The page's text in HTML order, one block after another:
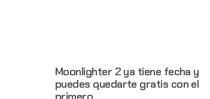
Moonlighter 2 ya tiene fecha y
puedes quedarte gratis con el